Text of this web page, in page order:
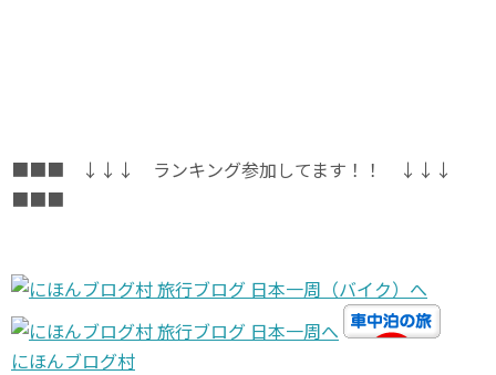
■■■ ↓↓↓ ランキング参加してます！！ ↓↓↓
■■■
にほんブログ村